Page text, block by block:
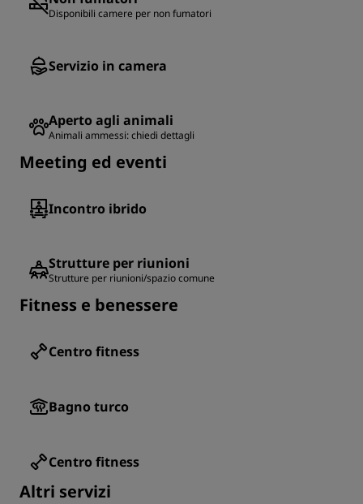
Disponibili camere per non fumatori
Servizio in camera
Aperto agli animali
Animali ammessi: chiedi dettagli
Meeting ed eventi
Incontro ibrido
Strutture per riunioni
Strutture per riunioni/spazio comune
Fitness e benessere
Centro fitness
Bagno turco
Centro fitness
Altri servizi